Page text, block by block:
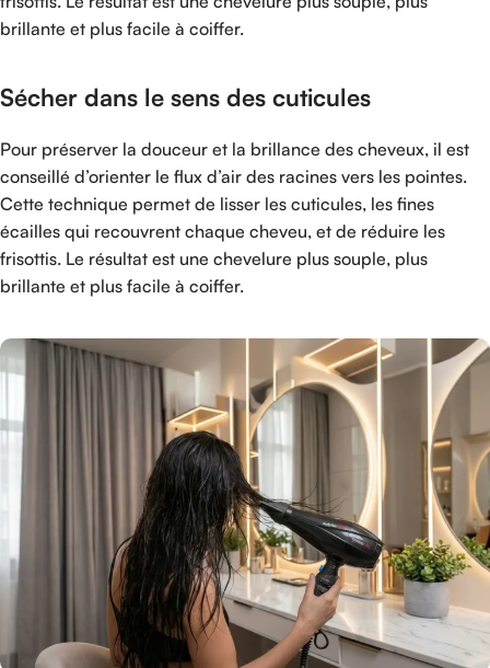
brillante et plus facile à coiffer.
Sécher dans le sens des cuticules
Pour préserver la douceur et la brillance des cheveux, il est
conseillé d’orienter le flux d’air des racines vers les pointes.
Cette technique permet de lisser les cuticules, les fines
écailles qui recouvrent chaque cheveu, et de réduire les
frisottis. Le résultat est une chevelure plus souple, plus
brillante et plus facile à coiffer.